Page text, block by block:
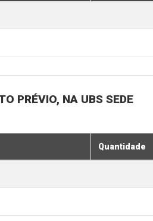
PRÉVIO, NA UBS SEDE
Quantidade